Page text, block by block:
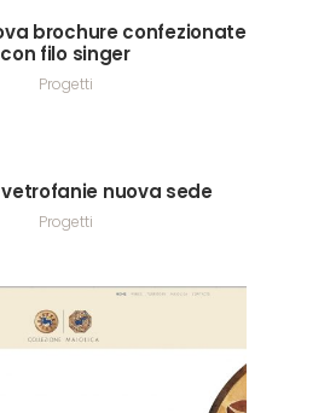
brochure confezionate
con filo singer
Progetti
vetrofanie nuova sede
Progetti